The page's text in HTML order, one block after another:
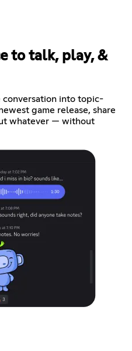
to talk, play, &
conversation into topic-
game release, share
whatever — without